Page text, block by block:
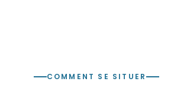
COMMENT SE SITUER